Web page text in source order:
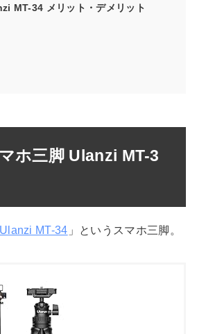
MT-34 メリット・デメリット
マホ三脚 Ulanzi MT-3
Ulanzi MT-34 」というスマホ三脚。